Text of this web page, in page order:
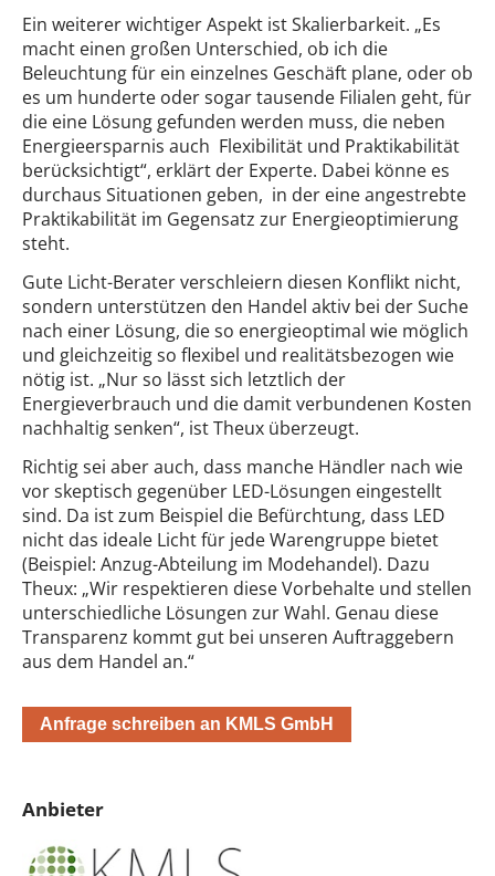
Ein weiterer wichtiger Aspekt ist Skalierbarkeit. „Es
macht einen großen Unterschied, ob ich die
Beleuchtung für ein einzelnes Geschäft plane, oder ob
es um hunderte oder sogar tausende Filialen geht, für
die eine Lösung gefunden werden muss, die neben
Energieersparnis auch Flexibilität und Praktikabilität
berücksichtigt“, erklärt der Experte. Dabei könne es
durchaus Situationen geben, in der eine angestrebte
Praktikabilität im Gegensatz zur Energieoptimierung
steht.
Gute Licht-Berater verschleiern diesen Konflikt nicht,
sondern unterstützen den Handel aktiv bei der Suche
nach einer Lösung, die so energieoptimal wie möglich
und gleichzeitig so flexibel und realitätsbezogen wie
nötig ist. „Nur so lässt sich letztlich der
Energieverbrauch und die damit verbundenen Kosten
nachhaltig senken“, ist Theux überzeugt.
Richtig sei aber auch, dass manche Händler nach wie
vor skeptisch gegenüber LED-Lösungen eingestellt
sind. Da ist zum Beispiel die Befürchtung, dass LED
nicht das ideale Licht für jede Warengruppe bietet
(Beispiel: Anzug-Abteilung im Modehandel). Dazu
Theux: „Wir respektieren diese Vorbehalte und stellen
unterschiedliche Lösungen zur Wahl. Genau diese
Transparenz kommt gut bei unseren Auftraggebern
aus dem Handel an.“
Anfrage schreiben an KMLS GmbH
Anbieter